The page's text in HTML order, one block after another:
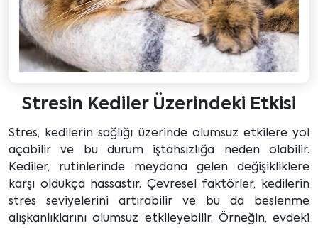
Stresin Kediler Üzerindeki Etkisi
Stres, kedilerin sağlığı üzerinde olumsuz etkilere yol
açabilir ve bu durum iştahsızlığa neden olabilir.
Kediler, rutinlerinde meydana gelen değişikliklere
karşı oldukça hassastır. Çevresel faktörler, kedilerin
stres seviyelerini artırabilir ve bu da beslenme
alışkanlıklarını olumsuz etkileyebilir. Örneğin, evdeki